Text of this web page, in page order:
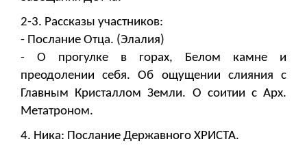
2-3. Рассказы участников:
- Послание Отца. (Элалия)
- О прогулке в горах, Белом камне и
преодолении себя. Об ощущении слияния с
Главным Кристаллом Земли. О соитии с Арх.
Метатроном.
4. Ника: Послание Державного ХРИСТА.